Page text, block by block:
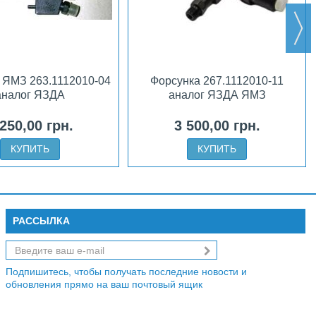
ЯМЗ 263.1112010-04
ЯЗДА
грн.
КУПИТЬ
Форсунка 267.1112010-11
аналог ЯЗДА ЯМЗ
3 500,00 грн.
КУПИТЬ
РАССЫЛКА
Подпишитесь, чтобы получать последние новости и
обновления прямо на ваш почтовый ящик